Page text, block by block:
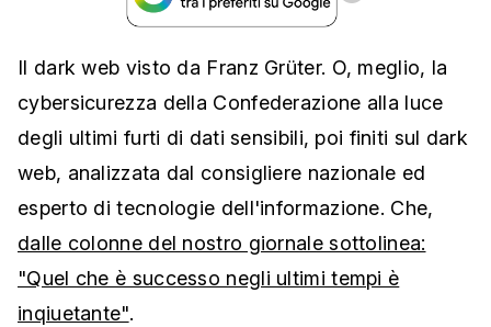
Il dark web visto da Franz Grüter. O, meglio, la
cybersicurezza della Confederazione alla luce
degli ultimi furti di dati sensibili, poi finiti sul dark
web, analizzata dal consigliere nazionale ed
esperto di tecnologie dell'informazione. Che,
dalle colonne del nostro giornale sottolinea:
"Quel che è successo negli ultimi tempi è
inqiuetante".